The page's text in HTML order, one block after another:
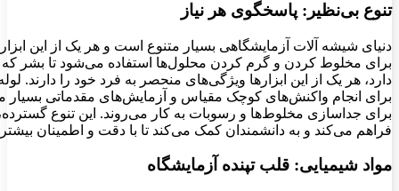
تنوع بی‌نظیر: پاسخگوی هر نیاز
دنیای شیشه آلات آزمایشگاهی بسیار متنوع است و هر یک از این
برای مخلوط کردن و گرم کردن محلول‌ها استفاده می‌شود تا بشر که
دارد، هر یک از این ابزارها ویژگی‌های منحصر به فرد خود را دارند.
برای انجام واکنش‌های کوچک مقیاس و آزمایش‌های مقدماتی بسیار
برای جداسازی مخلوط‌ها و رسوبات به کار می‌روند. این تنوع
فراهم می‌کند و به دانشمندان کمک می‌کند تا با دقت و اطمینان
مواد شیمیایی: قلب تپنده آزمایشگاه